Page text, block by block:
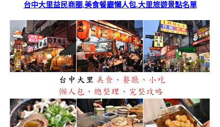
台中大里益民商圈,美食餐廳懶人包.大里旅遊景點名單